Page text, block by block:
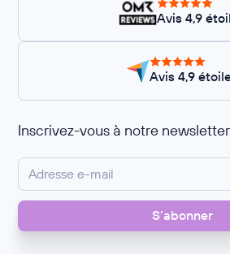
Avis 4,9
Avis 4,9
Inscrivez-vous à notre newsletter